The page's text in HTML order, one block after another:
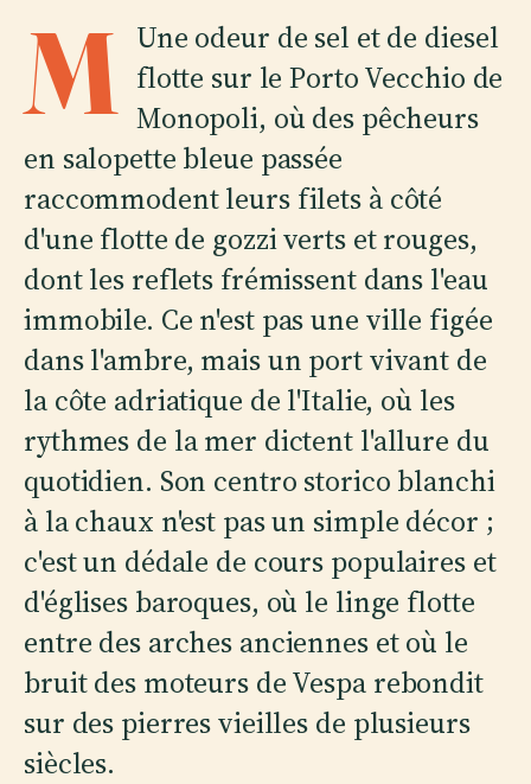
M Une odeur de sel et de diesel
flotte sur le Porto Vecchio de
Monopoli, où des pêcheurs
en salopette bleue passée
raccommodent leurs filets à côté
d'une flotte de gozzi verts et rouges,
dont les reflets frémissent dans l'eau
immobile. Ce n'est pas une ville figée
dans l'ambre, mais un port vivant de
la côte adriatique de l'Italie, où les
rythmes de la mer dictent l'allure du
quotidien. Son centro storico blanchi
à la chaux n'est pas un simple décor ;
c'est un dédale de cours populaires et
d'églises baroques, où le linge flotte
entre des arches anciennes et où le
bruit des moteurs de Vespa rebondit
sur des pierres vieilles de plusieurs
siècles.